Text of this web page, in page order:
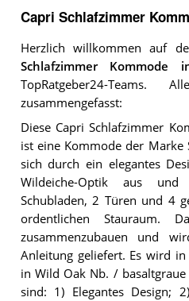
Capri Schlafzimmer
Herzlich willkommen auf
Schlafzimmer Kommode
TopRatgeber24-
zusammengefasst:
Diese Capri Schlafzimmer
ist eine Kommode der Marke
sich durch ein elegantes
Wildeiche-Optik aus
Schubladen, 2 Türen und 4
ordentlichen Stauraum.
zusammenzubauen und
Anleitung geliefert. Es wird
in Wild Oak Nb. /
sind: 1) Elegantes Design;